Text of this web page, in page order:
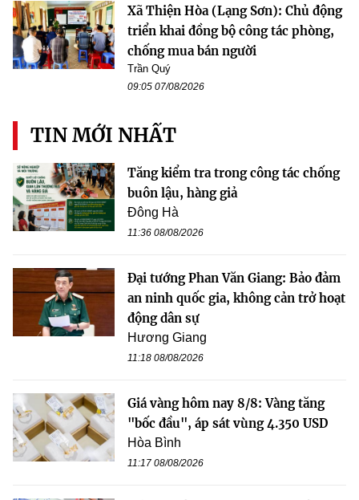
Xã Thiện Hòa (Lạng Sơn): Chủ động
triển khai đồng bộ công tác phòng,
chống mua bán người
Trần Quý
09:05 07/08/2026
TIN MỚI NHẤT
Tăng kiểm tra trong công tác chống
buôn lậu, hàng giả
Đông Hà
11:36 08/08/2026
Đại tướng Phan Văn Giang: Bảo đảm
an ninh quốc gia, không cản trở hoạt
động dân sự
Hương Giang
11:18 08/08/2026
Giá vàng hôm nay 8/8: Vàng tăng
"bốc đầu", áp sát vùng 4.350 USD
Hòa Bình
11:17 08/08/2026